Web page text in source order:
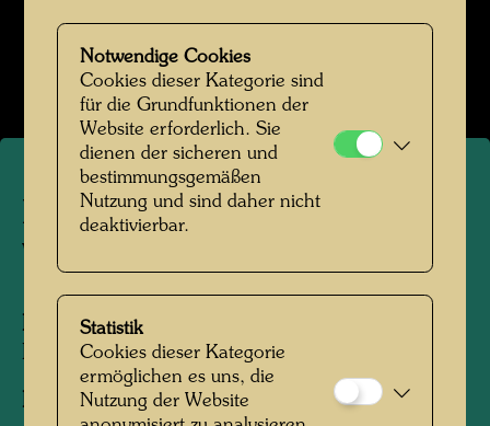
Hundertwasser in St. Mandé
Bildergalerie öffnen
Die Familie Dumage vor dem
Wandbild 96 Paradies
Personen am Foto:
Hundertwasser, René Brô
Fotograf:Augustin Dumage
Notwendige Cookies
Cookies dieser Kategorie sind
für die Grundfunktionen der
Website erforderlich. Sie
dienen der sicheren und
bestimmungsgemäßen
Nutzung und sind daher nicht
deaktivierbar.
Statistik
Cookies dieser Kategorie
ermöglichen es uns, die
Nutzung der Website